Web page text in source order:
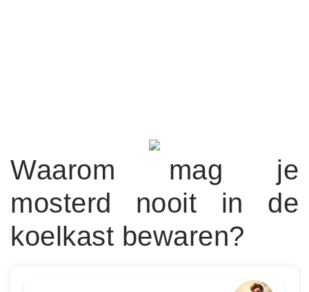
Waarom mag je
mosterd nooit in de
koelkast bewaren?